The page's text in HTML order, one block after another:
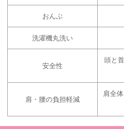
おんぶ
洗濯機丸洗い
安全性
頭と
肩・腰の負担軽減
肩全